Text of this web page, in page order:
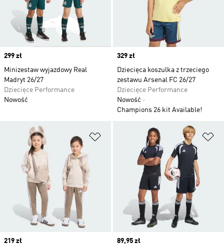
Price
299 zł
Minizestaw wyjazdowy Real
Madryt 26/27
Dziecięce Performance
Nowość
Price
329 zł
Dziecięca koszulka z trzeciego
zestawu Arsenal FC 26/27
Dziecięce Performance
Nowość
Champions 26 kit Available!
Dodaj do listy życzeń
Price
219 zł
Price
89,95 zł